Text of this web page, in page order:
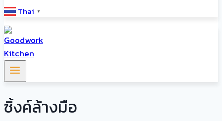
Thai ▼
ซิ้งค์ล้างมือ